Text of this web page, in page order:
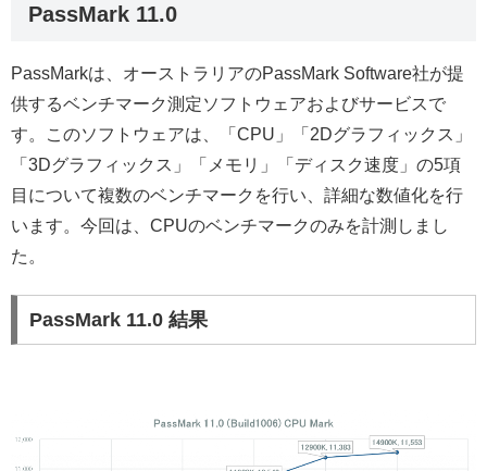
PassMark 11.0
PassMarkは、オーストラリアのPassMark Software社が提
供するベンチマーク測定ソフトウェアおよびサービスで
す。このソフトウェアは、「CPU」「2Dグラフィックス」
「3Dグラフィックス」「メモリ」「ディスク速度」の5項
目について複数のベンチマークを行い、詳細な数値化を行
います。今回は、CPUのベンチマークのみを計測しまし
た。
PassMark 11.0 結果